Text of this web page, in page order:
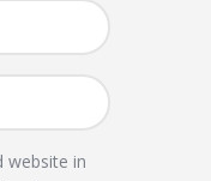
website in